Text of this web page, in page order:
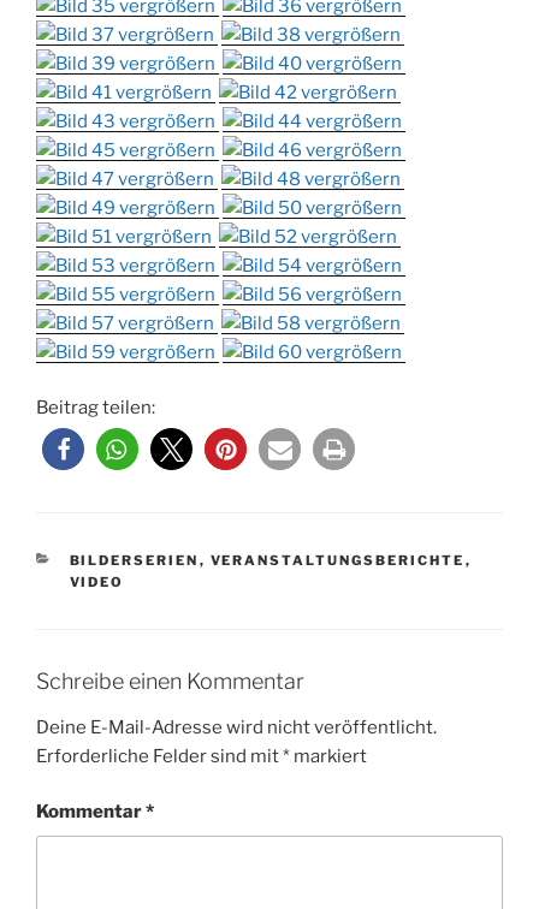
Beitrag teilen:
KATEGORIEN
BILDERSERIEN , VERANSTALTUNGSBERICHTE ,
VIDEO
Schreibe einen Kommentar
Deine E-Mail-Adresse wird nicht veröffentlicht.
Erforderliche Felder sind mit* markiert
Kommentar*